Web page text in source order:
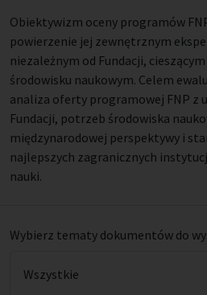
Obiektywizm oceny programów
powierzenie jej zewnętrznym
niezależnym od Fundacji,
środowisku naukowym. Celem
analiza oferty programowej FNP z
Fundacji, potrzeb środowiska
międzynarodowej perspektywy i
najlepszych zagranicznych
nauki.
Wybierz tematy dokumentów do